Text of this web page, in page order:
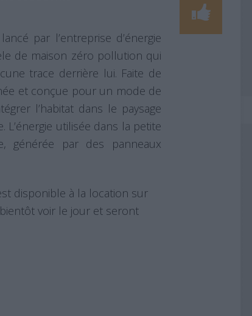
par l’entreprise d’énergie
de maison zéro pollution qui
trace derrière lui. Faite de
et conçue pour un mode de
l’habitat dans le paysage
utilisée dans la petite
générée par des panneaux
disponible à la location sur
voir le jour et seront